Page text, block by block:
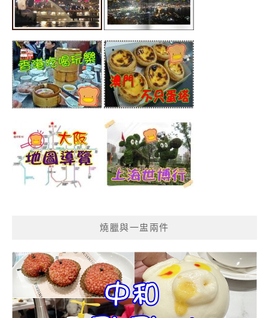
燒臘與一盅兩件